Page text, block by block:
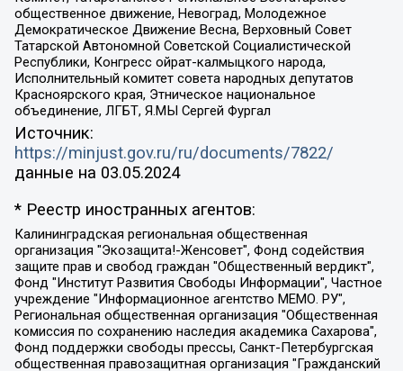
общественное движение, Невоград, Молодежное
Демократическое Движение Весна, Верховный Совет
Татарской Автономной Советской Социалистической
Республики, Конгресс ойрат-калмыцкого народа,
Исполнительный комитет совета народных депутатов
Красноярского края, Этническое национальное
объединение, ЛГБТ, Я.МЫ Сергей Фургал
Источник:
https://minjust.gov.ru/ru/documents/7822/
данные на 03.05.2024
* Реестр иностранных агентов:
Калининградская региональная общественная организация "Экозащита!-Женсовет", Фонд содействия защите прав и свобод граждан "Общественный вердикт", Фонд "Институт Развития Свободы Информации", Частное учреждение "Информационное агентство МЕМО. РУ", Региональная общественная организация "Общественная комиссия по сохранению наследия академика Сахарова", Фонд поддержки свободы прессы, Санкт-Петербургская общественная правозащитная организация "Гражданский контроль", Межрегиональная общественная организация "Информационно-просветительский центр "Мемориал", Региональный Фонд "Центр Защиты Прав Средств Массовой Информации", с 05.12.2023 Фонд "Центр Защиты Прав Средств массовой информации", Региональная общественная благотворительная организация помощи беженцам и мигрантам "Гражданское содействие", Негосударственное образовательное учреждение дополнительного профессионального образования (повышение квалификации) специалистов "АКАДЕМИЯ ПО ПРАВАМ ЧЕЛОВЕКА", Свердловская региональная общественная организация "Сутяжник", Автономная некоммерческая организация "Центр независимых социологических исследований", Союз общественных объединений "Российский исследовательский центр по правам человека", Региональное общественное учреждение научно-информационный центр "МЕМОРИАЛ", Некоммерческая организация "Фонд защиты гласности", Автономная некоммерческая организация "Институт прав человека", Городская общественная организация "Екатеринбургское общество "МЕМОРИАЛ", Городская общественная организация "Рязанское историко-просветительское и правозащитное общество "Мемориал" (Рязанский Мемориал), Челябинский региональный орган общественной самодеятельности – женское общественное объединение "Женщины Евразии", Челябинский региональный орган общественной самодеятельности "Уральская правозащитная группа", Фонд содействия защите здоровья и социальной справедливости имени Андрея Рылькова, Автономная Некоммерческая Организация "Аналитический Центр Юрия Левады", Автономная некоммерческая организация социальной поддержки населения "Проект Апрель", Региональная общественная организация помощи женщинам и детям, находящимся в кризисной ситуации "Информационно-методический центр "Анна", Фонд содействия развитию массовых коммуникаций и правовому просвещению "Так-так-Так", Фонд содействия устойчивому развитию "Серебряная тайга", Свердловский региональный общественный фонд социальных проектов "Новое время", "Idel.Реалии", Кавказ.Реалии, Крым.Реалии, Телеканал Настоящее Время, Татаро-башкирская служба Радио Свобода (Azatliq Radiosi), Радио Свободная Европа/Радио Свобода (PCE/PC), "Сибирь.Реалии", "Фактограф", Благотворительный фонд помощи осужденным и их семьям, Автономная некоммерческая организация "Институт глобализации и социальных движений", Фонд "В защиту прав заключенных", Частное учреждение "Центр поддержки и содействия развитию средств массовой информации", Пензенский региональный общественный благотворительный фонд "Гражданский союз", "Север.Реалии", Некоммерческая организация Фонд "Правовая инициатива", Общество с ограниченной ответственностью "Радио Свободная Европа/Радио Свобода", Чешское информационное агентство "MEDIUM-ORIENT", Красноярская региональная общественная организация "Мы против СПИДа", Камалягин Денис Николаевич, Маркелов Сергей Евгеньевич, Пономарев Лев Александрович, Савицкая Людмила Алексеевна, Автономная некоммерческая организация "Центр по работе с проблемой насилия "НАСИЛИЮ.НЕТ", Межрегиональный профессиональный союз работников здравоохранения "Альянс врачей", Юридическое лицо, зарегистрированное в Латвийской Республике, SIA "Medusa Project" (регистрационный номер 40103797863, дата регистрации 10.06.2014), Некоммерческая организация "Фонд по борьбе с коррупцией", Автономная некоммерческая организация "Институт права и публичной политики", Баданин Роман Сергеевич, Гликин Максим Александрович, Железнова Мария Михайловна, Лукьянова Юлия Сергеевна, Маетная Елизавета Витальевна, Маняхин Петр Борисович, Чуракова Ольга Владимировна, Ярош Юлия Петровна, Юридическое лицо "The Insider SIA", зарегистрированное в Риге, Латвийская Республика (дата регистрации 26.06.2015), являющееся администратором доменного имени интернет-издания "The Insider SIA", https://theins.ru, Постернак Алексей Евгеньевич, Рубин Михаил Аркадьевич, Анин Роман Александрович, Юридическое лицо Istories fonds, зарегистрированное в Латвийской Республике (регистрационный номер 50008295751, дата регистрации 24.02.2020), Великовский Дмитрий Александрович, Долинина Ирина Николаевна, Мароховская Алеся Алексеевна, Шлейнов Роман Юрьевич, Шмагун Олеся Валентиновна, Общество с ограниченной ответственностью "Альтаир 2021", Общество с ограниченной ответственностью "Вега 2021", Общество с ограниченной ответственностью "Главный редактор 2021", Общество с ограниченной ответственностью "Ромашки монолит", Важенков Артем Валерьевич, Ивановская областная общественная организация "Центр гендерных исследований", Гурман Юрий Альбертович, Медиапроект "ОВД-Инфо", Егоров Владимир Владимирович, Жилинский Владимир Александрович, Общество с ограниченной ответственностью "ЗП", Иванова София Юрьевна, Карезина Инна Павловна, Кильтау Екатерина Викторовна, Петров Алексей Викторович, Пискунов Сергей Евгеньевич, Смирнов Сергей Сергеевич, Тихонов Михаил Сергеевич, Общество с ограниченной ответственностью "ЖУРНАЛИСТ-ИНОСТРАННЫЙ АГЕНТ", Арапова Галина Юрьевна, Вольтская Татьяна Анатольевна, Американская компания "Mason G.E.S. Anonymous Foundation" (США), являющаяся владельцем интернет-издания https://mnews.world/, Компания "Stichting Bellingcat", зарегистрированная в Нидерландах (дата регистрации 11.07.2018), Захаров Андрей Вячеславович, Клепиковская Екатерина Дмитриевна, Общество с ограниченной ответственностью "МЕМО", Перл Роман Александрович, Симонов Евгений Алексеевич, Соловьева Елена Анатольевна, Сотников Даниил Владимирович, Сурначева Елизавета Дмитриевна, Автономная некоммерческая организация по защите прав человека и информированию населения "Якутия – Наше Мнение", Общество с ограниченной ответственностью "Москоу диджитал медиа", с 26.01.2023 Общество с ограниченной ответственностью "Чайка Белые сады", Ветошкина Валерия Валерьевна, Заговора Максим Александрович, Межрегиональное общественное движение "Российская ЛГБТ - сеть", Оленичев Максим Владимирович, Павлов Иван Юрьевич, Скворцова Елена Сергеевна, Общество с ограниченной ответственностью "Как бы инагент", Кочетков Игорь Викторович, Общество с ограниченной ответственностью "Честные выборы", Еланчик Олег Александрович, Общество с ограниченной ответственностью "Нобелевский призыв", Гималова Регина Эмилевна, Григорьев Андрей Валерьевич, Григорьева Алина Александровна, Ассоциация по содействию защите прав призывников, альтернативнослужащих и военнослужащих "Правозащитная группа "Гражданин.Армия.Право", Хисамова Регина Фаритовна, Автономная некоммерческая организация по реализации социально-правовых программ "Лилит", Дальневосточное общественное движение "Маяк", Санкт-Петербургская ЛГБТ-инициативная группа "Выход", Инициативная группа ЛГБТ+ "Реверс", Алексеев Андрей Викторович, Бекбулатова Таисия Львовна, Беляев Иван Михайлович, Владыкина Елена Сергеевна, Гельман Марат Александрович, Никульшина Вероника Юрьевна, Толоконникова Надежда Андреевна, Шендерович Виктор Анатольевич, Общество с ограниченной ответственностью "Данное сообщение", Общество с ограниченной ответственностью Издательский дом "Новая глава", Айнбиндер Александра Александровна, Московский комьюнити-центр для ЛГБТ+инициатив, Благотворительный фонд развития филантропии, Deutsche Welle (Германия, Kurt-Schumacher-Strasse 3, 53113 Bonn), Борзунова Мария Михайловна, Воробьев Виктор Викторович, Голубева Анна Львовна, Константинова Алла Михайловна, Малкова Ирина Владимировна, Мурадов Мурад Абдулгалимович, Осетинская Елизавета Николаевна, Понасенков Евгений Николаевич, Ганапольский Матвей Юрьевич, Киселев Евгений Алексеевич, Борухович Ирина Григорьевна, Дремин Иван Тимофеевич, Дубровский Дмитрий Викторович, Красноярская региональная общественная организация поддержки и развития альтернативных образовательных технологий и межкультурных коммуникаций "ИНТЕРРА", Маяковская Екатерина Алексеевна, Фейгин Марк Захарович, Филимонов Андрей Викторович, Дзугкоева Регина Николаевна, Доброхотов Роман Александрович, Дудь Юрий Александрович, Елкин Сергей Владимирович, Кругликов Кирилл Игоревич, Сабунаева Мария Леонидовна, Семенов Алексей Владимирович, Шаинян Карен Багратович, Шульман Екатерина Михайловна, Асафьев Артур Валерьевич, Вахштайн Виктор Семенович, Венедиктов Алексей Алексеевич, Лушникова Екатерина Евгеньевна, Волков Леонид Михайлович, Невзоров Александр Глебович, Пархоменко Сергей Борисович, Сироткин Ярослав Николаевич, Кара-Мурза Владимир Владимирович, Баранова Наталья Владимировна, Гозман Леонид Яковлевич, Кагарлицкий Борис Юльевич, Климарев Михаил Валерьевич, Милов Владимир Станиславович, Автономная некоммерческая организация Краснодарский центр современного искусства "Типография", Моргенштерн Алишер Тагирович, Соболь Любовь Эдуардовна, Общество с ограниченной ответственностью "ЛИЗА НОРМ", Каспаров Гарри Кимович, Ходорковский Михаил Борисович, Общество с ограниченной ответственностью "Апрельские тезисы", Данилович Ирина Брониславовна, Кашин Олег Владимирович, Петров Николай Владимирович, Пивоваров Алексей Владимирович, Соколов Михаил Владимирович, Цветкова Юлия Владимировна, Чичваркин Евгений Александрович, Комитет против пыток/Команда против пыток, Общество с ограниченной ответственностью "Первый научный", Общество с ограниченной ответственностью "Вертолет и ко", Белоцерковская Вероника Борисовна, Кац Максим Евгеньевич, Лазарева Татьяна Юрьевна, Шаведдинов Руслан Табризович, Яшин Илья Валерьевич, Общество с ограниченной ответственностью "Иноагент ААВ", Алешковский Дмитрий Петрович, Альбац Евгения Марковна, Быков Дмитрий Львович, Галямина Юлия Евгеньевна, Лойко Сергей Леонидович, Мартынов Кирилл Константинович, Медведев Сергей Александрович, Крашенинников Федор Геннадиевич, Гордеева Катерина Вл